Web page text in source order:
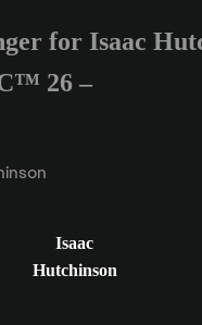
of 3 characters or
for Isaac
26 –
Isaac
Hutchinson